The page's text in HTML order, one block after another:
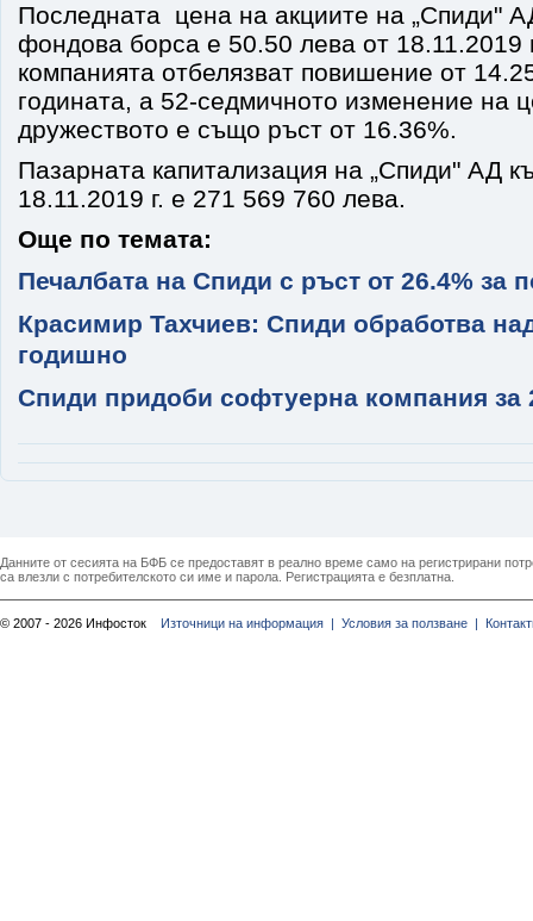
Последната цена на акциите на „Спиди"
фондова борса е 50.50 лева от 18.11.2019
компанията отбелязват повишение от
годината, а 52-седмичното изменение на
дружеството е също ръст от 16.36%.
Пазарната капитализация на „Спиди" АД
18.11.2019 г. е 271 569 760 лева.
Още по темата:
Печалбата на Спиди с ръст от 26.4% за
Красимир Тахчиев: Спиди обработва
годишно
Спиди придоби софтуерна компания за
Данните от сесията на БФБ се предоставят в реално време само на регистрирани
са влезли с потребителското си име и парола. Регистрацията е безплатна.
© 2007 - 2026 Инфосток Източници на информация | Условия за ползване |